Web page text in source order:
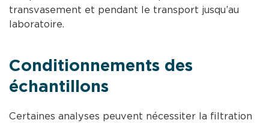
transvasement et pendant le transport jusqu’au
laboratoire.
Conditionnements des
échantillons
Certaines analyses peuvent nécessiter la filtration